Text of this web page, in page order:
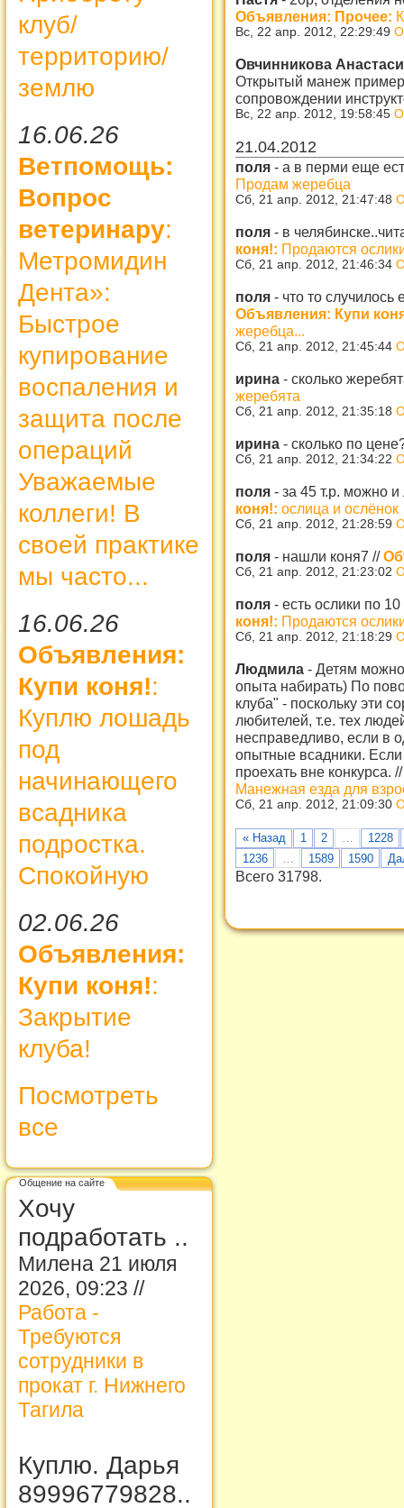
клуб/
территорию/
землю
16.06.26
Ветпомощь:
Вопрос
ветеринару:
Метромидин
Дента»:
Быстрое
купирование
воспаления и
защита после
операций
Уважаемые
коллеги! В
своей практике
мы часто...
16.06.26
Объявления:
Купи коня!:
Куплю лошадь
под
начинающего
всадника
подростка.
Спокойную
02.06.26
Объявления:
Купи коня!:
Закрытие
клуба!
Посмотреть
все
Общение на сайте
Хочу
подработать ..
Милена 21 июля
2026, 09:23 //
Работа -
Требуются
сотрудники в
прокат г. Нижнего
Тагила
Куплю. Дарья
89996779828..
Объявления: Прочее:
Вс, 22 апр. 2012, 22:29:49
Овчинникова
Открытый манеж
сопровождении
Вс, 22 апр. 2012, 19:58:45
21.04.2012
поля - а в перми еще
Продам жеребца
Сб, 21 апр. 2012, 21:47:48
поля - в
коня!: Продаются
Сб, 21 апр. 2012, 21:46:34
поля - что то случилось
Объявления: Купи
жеребца...
Сб, 21 апр. 2012, 21:45:44
ирина - сколько
жеребята
Сб, 21 апр. 2012, 21:35:18
ирина - сколько по
Сб, 21 апр. 2012, 21:34:22
поля - за 45 т.р. можно
коня!: ослица и ослёнок
Сб, 21 апр. 2012, 21:28:59
поля - нашли коня7 //
Сб, 21 апр. 2012, 21:23:02
поля - есть ослики по
коня!: Продаются
Сб, 21 апр. 2012, 21:18:29
Людмила - Детям можно
опыта набирать) По
клуба" - поскольку эти
любителей, т.е. тех
несправедливо, если в
опытные всадники.
проехать вне конкурса.
Манежная езда для
Сб, 21 апр. 2012, 21:09:30
« Назад 1 2 …
1228
1236
1589 1590
Всего 31798.